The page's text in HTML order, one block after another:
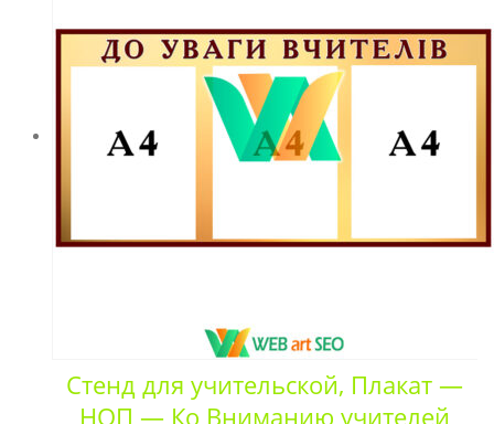
Стенд для учительской, Плакат —
НОП — Ко Вниманию учителей